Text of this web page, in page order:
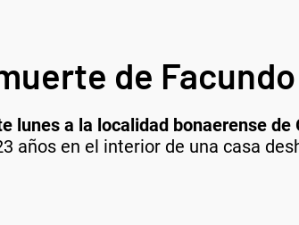
de
lunes a la localidad bonaerense de
años en el interior de una casa